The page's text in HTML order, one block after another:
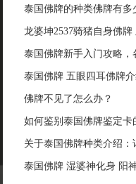
泰国佛牌的种类佛牌有多
龙婆坤2537骑猪自身佛
泰国佛牌新手入门攻略，
泰国佛牌 五眼四耳佛牌
佛牌不见了怎么办？
如何鉴别泰国佛牌鉴定卡
关于泰国佛牌种类介绍：
泰国佛牌 湿婆神化身 阳